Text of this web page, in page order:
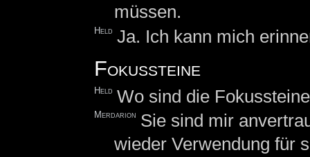
müssen.
Held Ja. Ich kann mich
Fokussteine
Held Wo sind die
Merdarion Sie sind mir
wieder Verwendung für